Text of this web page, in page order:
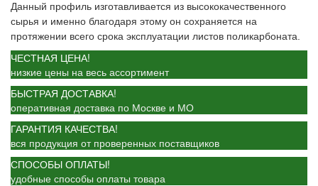
Данный профиль изготавливается из высококачественного
сырья и именно благодаря этому он сохраняется на
протяжении всего срока эксплуатации листов поликарбоната.
ЧЕСТНАЯ ЦЕНА!
низкие цены на весь ассортимент
БЫСТРАЯ ДОСТАВКА!
оперативная доставка по Москве и МО
ГАРАНТИЯ КАЧЕСТВА!
вся продукция от проверенных поставщиков
СПОСОБЫ ОПЛАТЫ!
удобные способы оплаты товара